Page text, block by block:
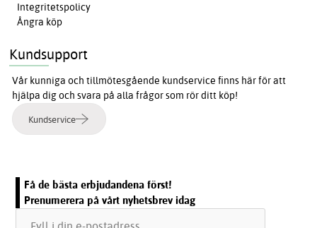
Integritetspolicy
Ångra köp
Kundsupport
Vår kunniga och tillmötesgående kundservice finns här för att
hjälpa dig och svara på alla frågor som rör ditt köp!
Kundservice
Få de bästa erbjudandena först!
Prenumerera på vårt nyhetsbrev idag